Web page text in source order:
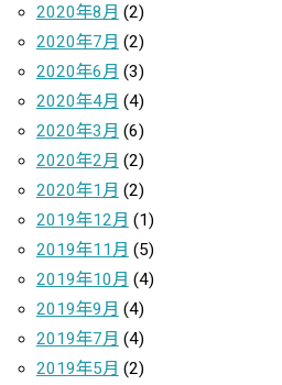
2020年8月 (2)
2020年7月 (2)
2020年6月 (3)
2020年4月 (4)
2020年3月 (6)
2020年2月 (2)
2020年1月 (2)
2019年12月 (1)
2019年11月 (5)
2019年10月 (4)
2019年9月 (4)
2019年7月 (4)
2019年5月 (2)